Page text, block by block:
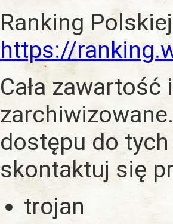
Ranking
https://
Cała
dostępu do
skontaktuj się
trojan